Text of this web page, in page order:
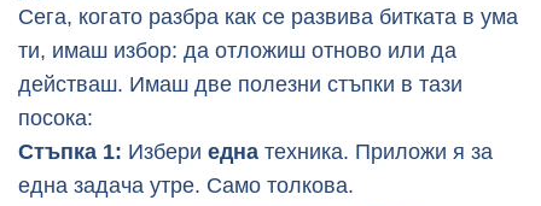
Сега, когато разбра как се развива битката в ума
ти, имаш избор: да отложиш отново или да
действаш. Имаш две полезни стъпки в тази
посока:
Стъпка 1: Избери една техника. Приложи я за
една задача утре. Само толкова.